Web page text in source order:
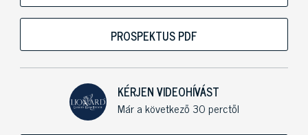
PROSPEKTUS PDF
KÉRJEN VIDEOHÍVÁST
Már a következő 30 perctől